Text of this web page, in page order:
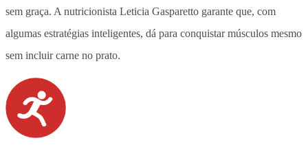
sem graça. A nutricionista Leticia Gasparetto garante que, com
algumas estratégias inteligentes, dá para conquistar músculos mesmo
sem incluir carne no prato.